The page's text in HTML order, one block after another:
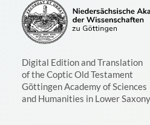
Digital Edition and Translation
of the Coptic Old Testament
Göttingen Academy of Sciences
and Humanities in Lower Saxony